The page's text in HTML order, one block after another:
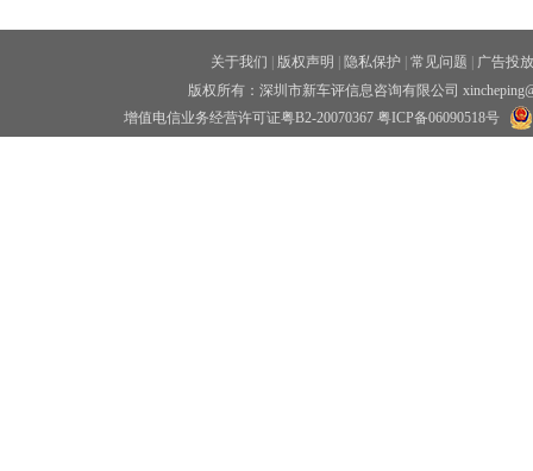
关于我们 | 版权声明 | 隐私保护 | 常见问题 | 广告投放
版权所有：深圳市新车评信息咨询有限公司
增值电信业务经营许可证粤B2-20070367 粤ICP备06090518号